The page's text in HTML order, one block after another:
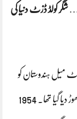
… شگر کولڈ ڈزٹ دنیا کی
وقت نارتھ ویسٹرن ریلوے کا 1847 روٹ میل ہندوستان کو
منتقل کیا گیا تھا اور روٹ میل 5048 پاکستان کو چھوڑ دیا گیا تھا۔ 1954